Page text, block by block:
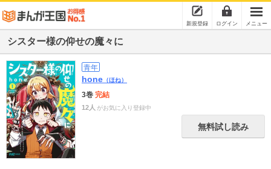
新規登録 ログイン メニュー
シスター様の仰せの魔々に
青年
hone （ほね）
3巻 完結
12人 がお気に入り登録中
無料試し読み